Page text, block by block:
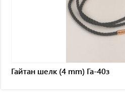
Гайтан шелк (4 mm) Га-40з